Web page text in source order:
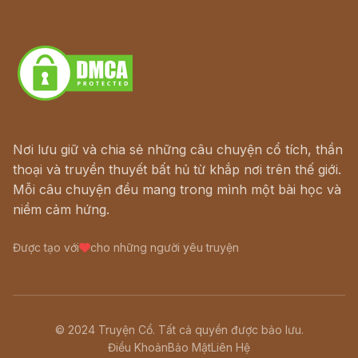
Nơi lưu giữ và chia sẻ những câu chuyện cổ tích, thần
thoại và truyền thuyết bất hủ từ khắp nơi trên thế giới.
Mỗi câu chuyện đều mang trong mình một bài học và
niềm cảm hứng.
Được tạo với cho những người yêu truyện
© 2024 Truyện Cổ. Tất cả quyền được bảo lưu.
Điều KhoảnBảo MậtLiên Hệ